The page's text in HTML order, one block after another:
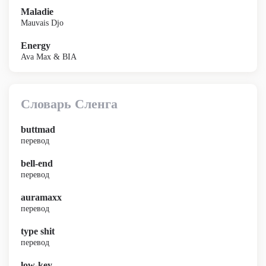
Maladie
Mauvais Djo
Energy
Ava Max & BIA
Словарь Сленга
buttmad
перевод
bell-end
перевод
auramaxx
перевод
type shit
перевод